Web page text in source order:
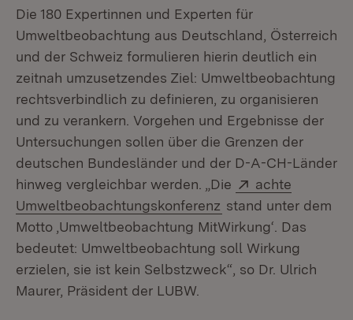
Die 180 Expertinnen und Experten für
Umweltbeobachtung aus Deutschland, Österreich
und der Schweiz formulieren hierin deutlich ein
zeitnah umzusetzendes Ziel: Umweltbeobachtung
rechtsverbindlich zu definieren, zu organisieren
und zu verankern. Vorgehen und Ergebnisse der
Untersuchungen sollen über die Grenzen der
deutschen Bundesländer und der D-A-CH-Länder
hinweg vergleichbar werden. „Die
Extern:
achte
Umweltbeobachtungskonferenz (Öffnet in neuem
stand unter dem
Motto ‚Umweltbeobachtung MitWirkung‘. Das
bedeutet: Umweltbeobachtung soll Wirkung
erzielen, sie ist kein Selbstzweck“, so Dr. Ulrich
Maurer, Präsident der LUBW.